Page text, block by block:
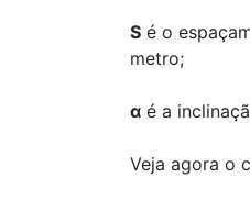
S é o
metro;
α é a
Veja agora o